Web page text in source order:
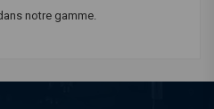
notre gamme.